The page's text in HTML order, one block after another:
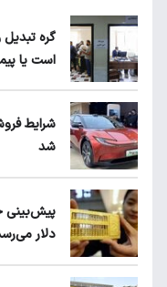
ماجرای
گره
است یا
شد
دلار